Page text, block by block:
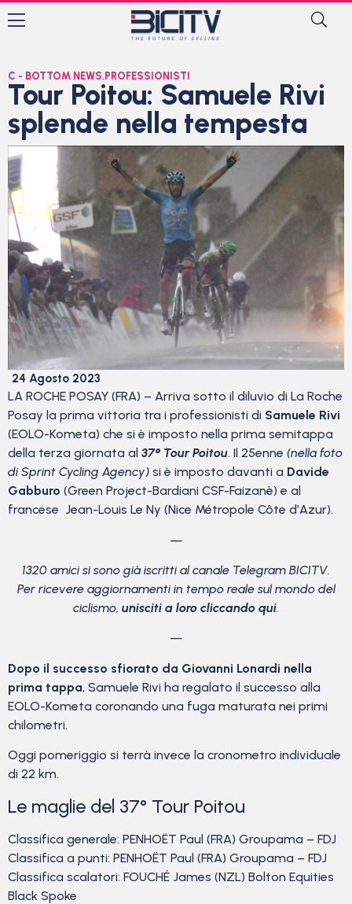
C - BOTTOM NEWS, PROFESSIONISTI
Tour Poitou: Samuele Rivi
splende nella tempesta
24 Agosto 2023
LA ROCHE POSAY (FRA) – Arriva sotto il diluvio di La Roche
Posay la prima vittoria tra i professionisti di Samuele Rivi
(EOLO-Kometa) che si è imposto nella prima semitappa
della terza giornata al 37° Tour Poitou. Il 25enne (nella foto
di Sprint Cycling Agency) si è imposto davanti a Davide
Gabburo (Green Project-Bardiani CSF-Faizanè) e al
francese Jean-Louis Le Ny (Nice Métropole Côte d’Azur).
—
1320 amici si sono già iscritti al canale Telegram BICITV.
Per ricevere aggiornamenti in tempo reale sul mondo del
ciclismo, unisciti a loro cliccando qui.
—
Dopo il successo sfiorato da Giovanni Lonardi nella
prima tappa, Samuele Rivi ha regalato il successo alla
EOLO-Kometa coronando una fuga maturata nei primi
chilometri.
Oggi pomeriggio si terrà invece la cronometro individuale
di 22 km.
Le maglie del 37° Tour Poitou
Classifica generale: PENHOËT Paul (FRA) Groupama – FDJ
Classifica a punti: PENHOËT Paul (FRA) Groupama – FDJ
Classifica scalatori: FOUCHÉ James (NZL) Bolton Equities
Black Spoke